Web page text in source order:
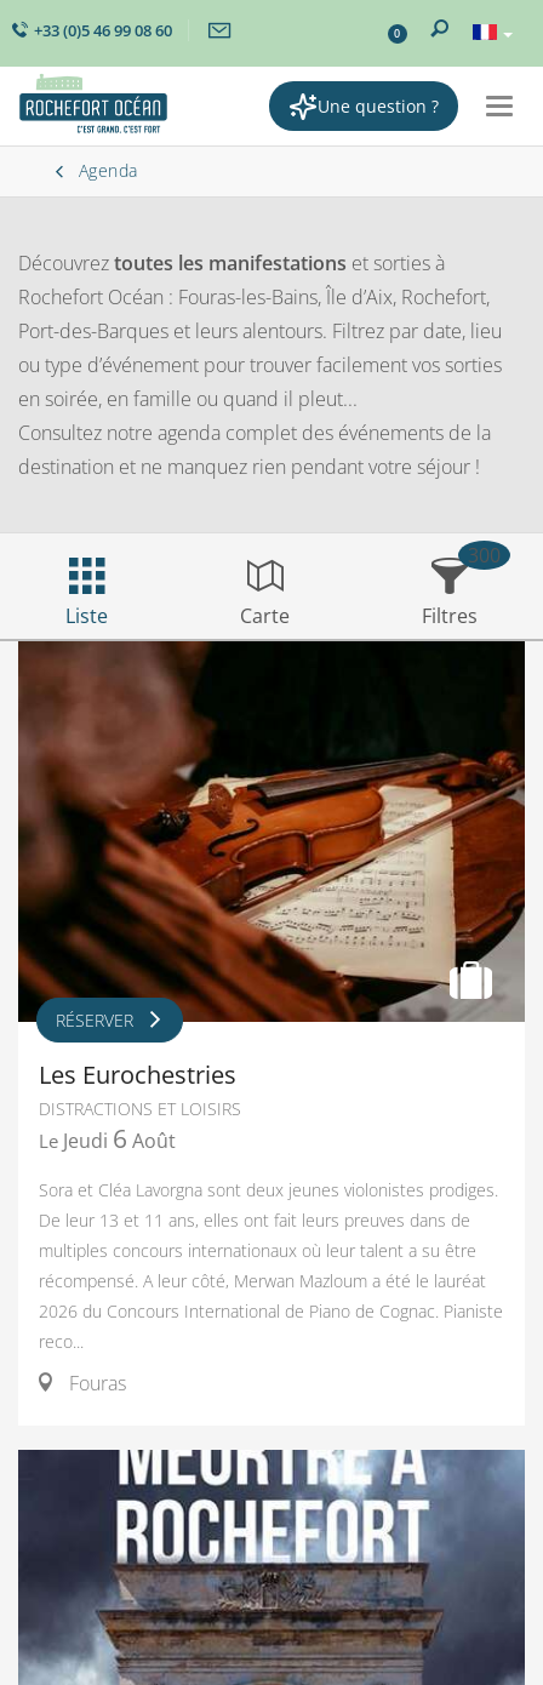
+33 (0)5 46 99 08 60 0
Une question ?
Agenda
Découvreztoutes les manifestations et sorties à
Rochefort Océan : Fouras-les-Bains, Île d’Aix, Rochefort,
Port-des-Barques et leurs alentours. Filtrez par date, lieu
ou type d’événement pour trouver facilement vos sorties
en soirée, en famille ou quand il pleut...
Consultez notre agenda complet des événements de la
destination et ne manquez rien pendant votre séjour !
Liste Carte Filtres
300
RÉSERVER
Les Eurochestries
DISTRACTIONS ET LOISIRS
Le Jeudi 6 Août
Sora et Cléa Lavorgna sont deux jeunes violonistes prodiges.
De leur 13 et 11 ans, elles ont fait leurs preuves dans de
multiples concours internationaux où leur talent a su être
récompensé. A leur côté, Merwan Mazloum a été le lauréat
2026 du Concours International de Piano de Cognac. Pianiste
reco...
Fouras